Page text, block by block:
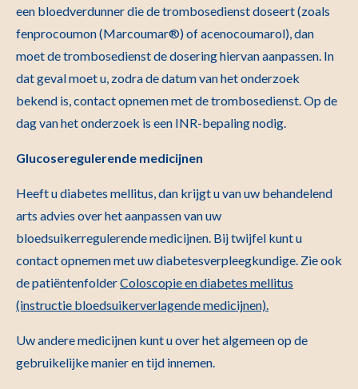
een bloedverdunner die de trombosedienst doseert (zoals
fenprocoumon (Marcoumar®) of acenocoumarol), dan
moet de trombosedienst de dosering hiervan aanpassen. In
dat geval moet u, zodra de datum van het onderzoek
bekend is, contact opnemen met de trombosedienst. Op de
dag van het onderzoek is een INR-bepaling nodig.
Glucoseregulerende medicijnen
Heeft u diabetes mellitus, dan krijgt u van uw behandelend
arts advies over het aanpassen van uw
bloedsuikerregulerende medicijnen. Bij twijfel kunt u
contact opnemen met uw diabetesverpleegkundige. Zie ook
de patiëntenfolderColoscopie en diabetes mellitus
(instructie bloedsuikerverlagende medicijnen).
Uw andere medicijnen kunt u over het algemeen op de
gebruikelijke manier en tijd innemen.